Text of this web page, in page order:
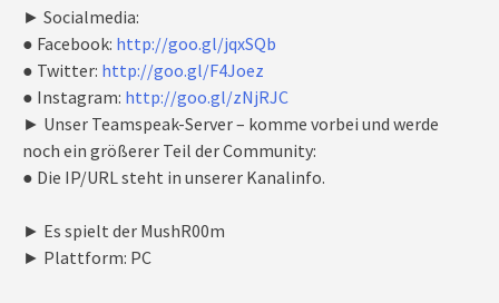
► Socialmedia:
● Facebook: http://goo.gl/jqxSQb
● Twitter: http://goo.gl/F4Joez
● Instagram: http://goo.gl/zNjRJC
► Unser Teamspeak-Server – komme vorbei und werde
noch ein größerer Teil der Community:
● Die IP/URL steht in unserer Kanalinfo.
► Es spielt der MushR00m
► Plattform: PC